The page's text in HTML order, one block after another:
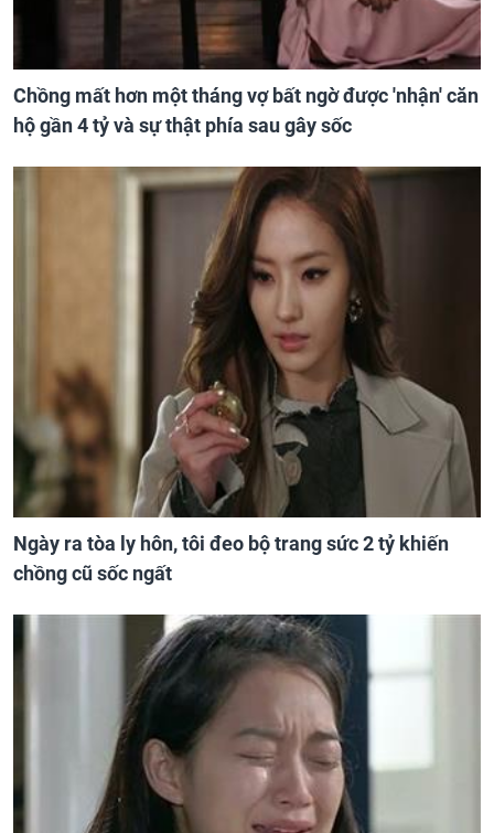
Chồng mất hơn một tháng vợ bất ngờ được 'nhận' căn
hộ gần 4 tỷ và sự thật phía sau gây sốc
Ngày ra tòa ly hôn, tôi đeo bộ trang sức 2 tỷ khiến
chồng cũ sốc ngất